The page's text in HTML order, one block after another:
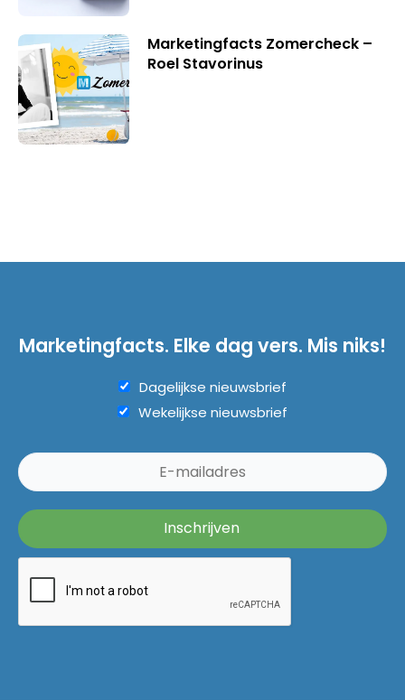
Marketingfacts Zomercheck –
Roel Stavorinus
Marketingfacts. Elke dag vers. Mis niks!
Dagelijkse nieuwsbrief
Wekelijkse nieuwsbrief